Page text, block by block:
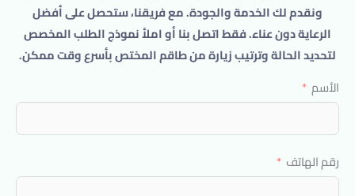
ونقدم لك الخدمة والجودة. مع فريقنا، ستحصل على أفضل
الرعاية دون عناء. فقط اتصل بنا أو املأ نموذج الطلب المخصص
لتحديد الحالة وترتيب زيارة من طاقم المختص بأسرع وقت ممكن.
الأسم
رقم الهاتف